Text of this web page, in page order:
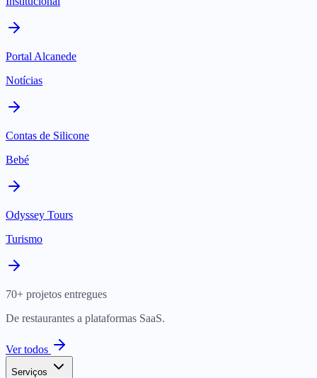
Portal Alcanede
Notícias
Contas de Silicone
Bebé
Odyssey Tours
Turismo
70+ projetos entregues
De restaurantes a plataformas SaaS.
Ver todos
Serviços